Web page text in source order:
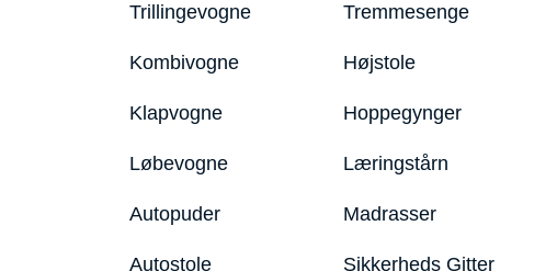
Trillingevogne
Kombivogne
Klapvogne
Løbevogne
Autopuder
Autostole
Tremmesenge
Højstole
Hoppegynger
Læringstårn
Madrasser
Sikkerheds Gitter